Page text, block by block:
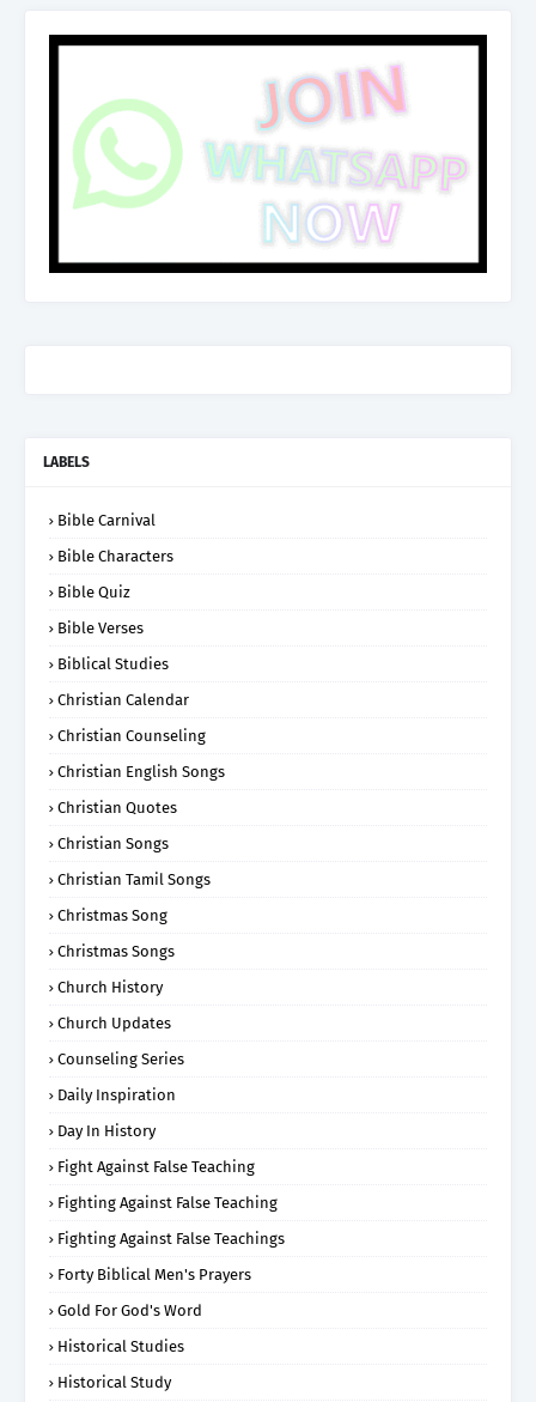
LABELS
Bible Carnival
Bible Characters
Bible Quiz
Bible Verses
Biblical Studies
Christian Calendar
Christian Counseling
Christian English Songs
Christian Quotes
Christian Songs
Christian Tamil Songs
Christmas Song
Christmas Songs
Church History
Church Updates
Counseling Series
Daily Inspiration
Day In History
Fight Against False Teaching
Fighting Against False Teaching
Fighting Against False Teachings
Forty Biblical Men's Prayers
Gold For God's Word
Historical Studies
Historical Study